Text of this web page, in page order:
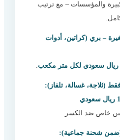
والمؤسسات – مع ترتيب
– بري (كراتين، أدوات
.
(ثلاجة، غسالة، تلفاز):
خاص ضد الكسر.
شحنة جماعية):